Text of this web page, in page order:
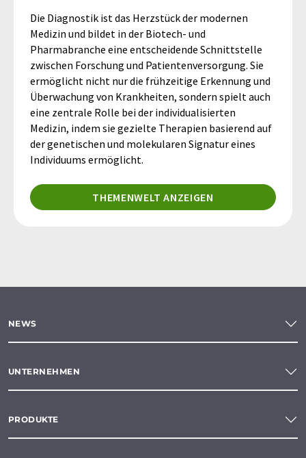
Die Diagnostik ist das Herzstück der modernen
Medizin und bildet in der Biotech- und
Pharmabranche eine entscheidende Schnittstelle
zwischen Forschung und Patientenversorgung. Sie
ermöglicht nicht nur die frühzeitige Erkennung und
Überwachung von Krankheiten, sondern spielt auch
eine zentrale Rolle bei der individualisierten
Medizin, indem sie gezielte Therapien basierend auf
der genetischen und molekularen Signatur eines
Individuums ermöglicht.
THEMENWELT ANZEIGEN
NEWS
UNTERNEHMEN
PRODUKTE